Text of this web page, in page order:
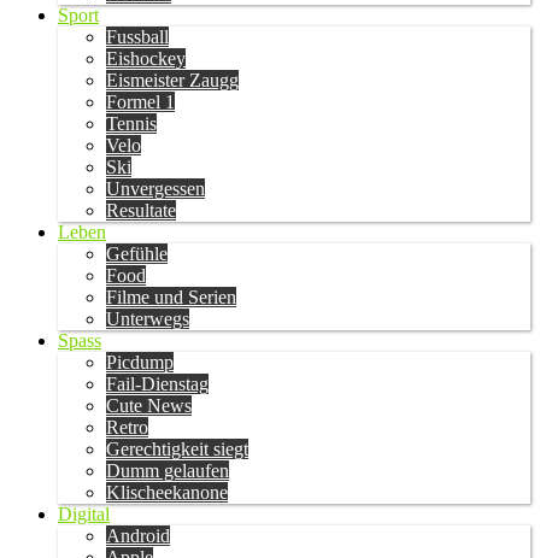
Sport
Fussball
Eishockey
Eismeister Zaugg
Formel 1
Tennis
Velo
Ski
Unvergessen
Resultate
Leben
Gefühle
Food
Filme und Serien
Unterwegs
Spass
Picdump
Fail-Dienstag
Cute News
Retro
Gerechtigkeit siegt
Dumm gelaufen
Klischeekanone
Digital
Android